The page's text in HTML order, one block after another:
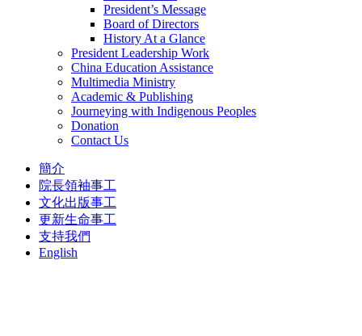
President’s Message
Board of Directors
History At a Glance
President Leadership Work
China Education Assistance
Multimedia Ministry
Academic & Publishing
Journeying with Indigenous Peoples
Donation
Contact Us
簡介
院長領袖事工
文化出版事工
更新生命事工
支持我們
English